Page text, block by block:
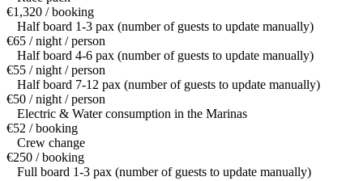
€1,320 / booking
Half board 1-3 pax (number of guests to update manually)
€65 / night / person
Half board 4-6 pax (number of guests to update manually)
€55 / night / person
Half board 7-12 pax (number of guests to update manually)
€50 / night / person
Electric & Water consumption in the Marinas
€52 / booking
Crew change
€250 / booking
Full board 1-3 pax (number of guests to update manually)